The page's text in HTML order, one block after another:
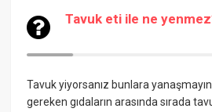
Tavuk eti ile ne
Tavuk yiyorsanız bunlara
gereken gıdaların arasında sırada